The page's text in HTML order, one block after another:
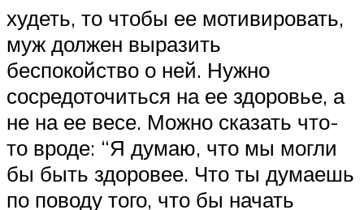
худеть, то чтобы ее мотивировать,
муж должен выразить
беспокойство о ней. Нужно
сосредоточиться на ее здоровье, а
не на ее весе. Можно сказать что-
то вроде: “Я думаю, что мы могли
бы быть здоровее. Что ты думаешь
по поводу того, что бы начать